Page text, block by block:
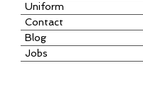
Uniform
Contact
Blog
Jobs